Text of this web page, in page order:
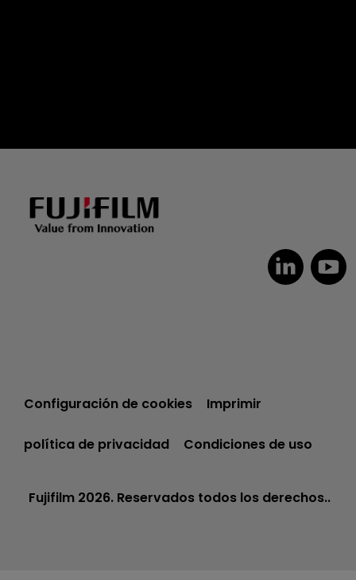
Configuración de cookies Imprimir
política de privacidad Condiciones de uso
Fujifilm 2026. Reservados todos los derechos..